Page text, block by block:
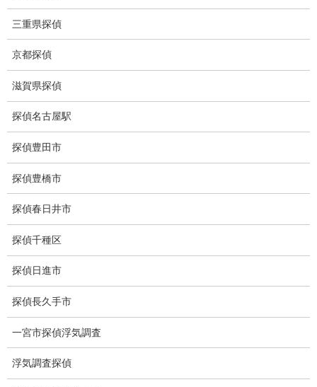
ストーカー関連調査料金
所在調査 家出調査料金
Q&A
浮気証拠は何回必要か？
浮気調査時間
調査料金のご質問
調査員の人数（浮気調査）
調査プランのご依頼の割合
慰謝料の相場
三重県探偵
京都探偵
滋賀県探偵
探偵名古屋駅
探偵豊田市
探偵豊橋市
探偵春日井市
探偵千種区
探偵日進市
探偵長久手市
一宮市探偵浮気調査
浮気調査探偵